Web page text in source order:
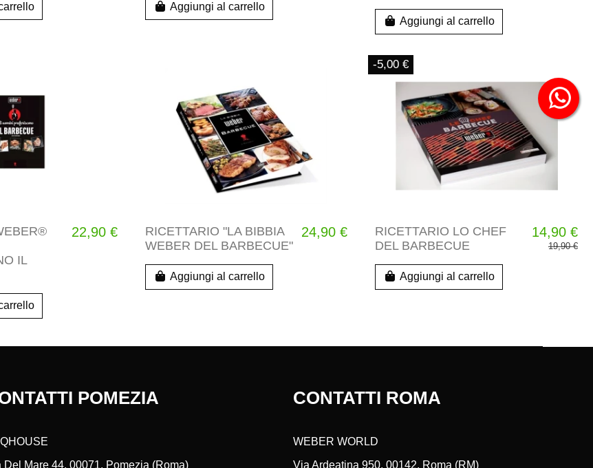
Aggiungi al carrello
Aggiungi al carrello
IL
22,90 €
RICETTARIO "LA BIBBIA
WEBER DEL BARBECUE"
24,90 €
Aggiungi al carrello
-5,00 €
RICETTARIO LO CHEF
DEL BARBECUE
14,90 €
19,90 €
Aggiungi al carrello
POMEZIA
Del Mare 44, 00071, Pomezia (Roma)
CONTATTI ROMA
WEBER WORLD
Via Ardeatina 950, 00142, Roma (RM)